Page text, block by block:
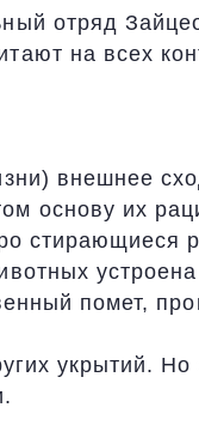
отряд
на всех
внешнее
основу их
стирающиеся
помет,
укрытий. Но